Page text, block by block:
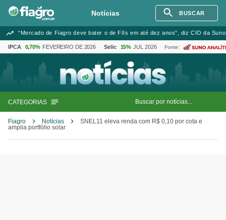
Notícias BUSCAR
“Mercado de Fiagro deve bater o de FIIs em até dez anos”, diz CIO da
IPCA 0,70% FEVEREIRO DE 2026 Selic 15% JUL 2026 Fonte:
CATEGORIAS
Fiagro Notícias
SNEL11 eleva renda com R$ 0,10 por cota e
amplia portfólio solar